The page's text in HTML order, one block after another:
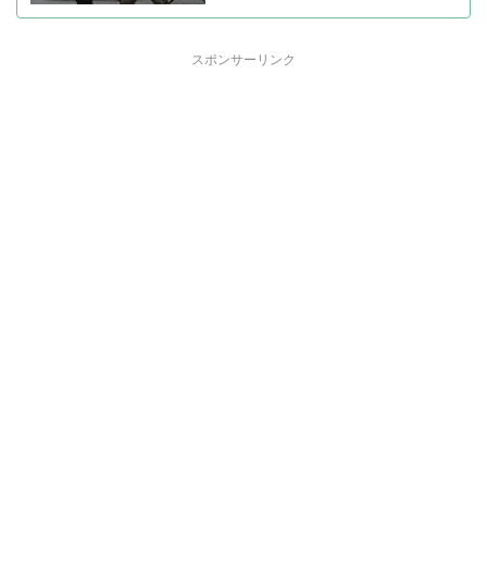
スポンサーリンク